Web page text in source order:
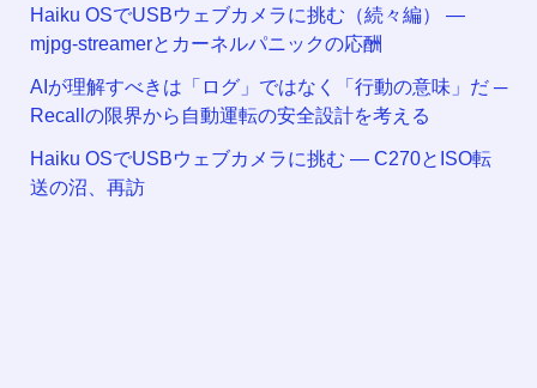
Haiku OSでUSBウェブカメラに挑む（続々編） —
mjpg-streamerとカーネルパニックの応酬
AIが理解すべきは「ログ」ではなく「行動の意味」だ ─
Recallの限界から自動運転の安全設計を考える
Haiku OSでUSBウェブカメラに挑む — C270とISO転
送の沼、再訪